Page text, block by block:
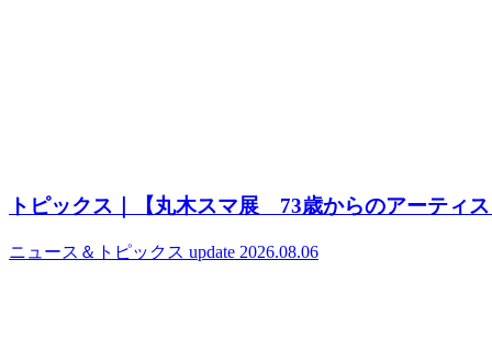
トピックス｜【丸木スマ展 73歳からのアーティ
ニュース＆トピックス update 2026.08.06